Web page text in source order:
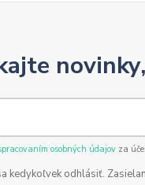
osobných údajovza
kedykoľvek odhlásiť.